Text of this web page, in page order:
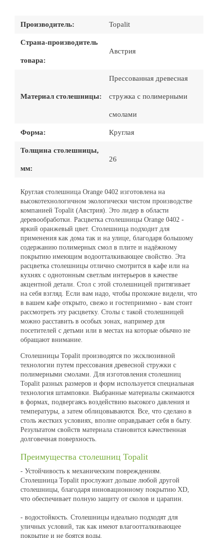
Производитель: Topalit
Страна-производитель
товара:
Австрия
Материал столешницы:
Прессованная древесная
стружка с полимерными
смолами
Форма: Круглая
Толщина столешницы,
мм:
26
Круглая столешница Orange 0402 изготовлена на
высокотехнологичном экологически чистом производстве
компанией Topalit (Австрия). Это лидер в области
деревообработки. Расцветка столешницы Orange 0402 -
яркий оранжевый цвет. Столешница подходит для
применения как дома так и на улице, благодаря большому
содержанию полимерных смол в плите и надёжному
покрытию имеющим водоотталкивающее свойство. Эта
расцветка столешницы отлично смотрится в кафе или на
кухнях с однотонным светлым интерьеров в качестве
акцентной детали. Стол с этой столешницей притягивает
на себя взгляд. Если вам надо, чтобы прохожие видели, что
в вашем кафе открыто, свежо и гостеприимно - вам стоит
рассмотреть эту расцветку. Столы с такой столешницей
можно расставить в особых зонах, например для
посетителей с детьми или в местах на которые обычно не
обращают внимание.
Столешницы Topalit производятся по эксклюзивной
технологии путем прессования древесной стружки с
полимерными смолами. Для изготовления столешниц
Topalit разных размеров и форм используется специальная
технология штамповки. Выбранные материалы сжимаются
в формах, подвергаясь воздействию высокого давления и
температуры, а затем облицовываются. Все, что сделано в
столь жестких условиях, вполне оправдывает себя в быту.
Результатом свойств материала становится качественная
долговечная поверхность.
Преимущества столешниц Topalit
- Устойчивость к механическим повреждениям.
Столешница Topalit прослужит дольше любой другой
столешницы, благодаря инновационному покрытию XD,
что обеспечивает полную защиту от сколов и царапин.
- водостойкость. Столешницы идеально подходят для
уличных условий, так как имеют влагоотталкивающее
покрытие и не боятся воды.